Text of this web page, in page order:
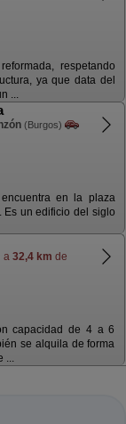
respetando
ya que data del
...
(Burgos)
en la plaza
Es un edificio del siglo
a 32,4 km de
capacidad de 4 a 6
se alquila de forma
...